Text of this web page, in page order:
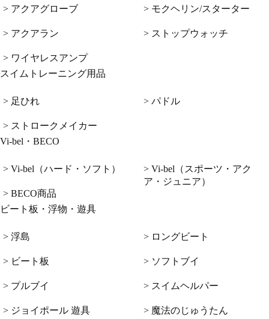
> アクアグローブ
> アクアラン
> ワイヤレスアンプ
> モクヘリン/スターター
> ストップウォッチ
スイムトレーニング用品
> 足ひれ
> ストロークメイカー
> パドル
Vi-bel・BECO
> Vi-bel（ハード・ソフト）
> BECO商品
> Vi-bel（スポーツ・アク
ア・ジュニア）
ビート板・浮物・遊具
> 浮島
> ビート板
> プルブイ
> ジョイポール 遊具
> ロングビート
> ソフトブイ
> スイムヘルパー
> 魔法のじゅうたん